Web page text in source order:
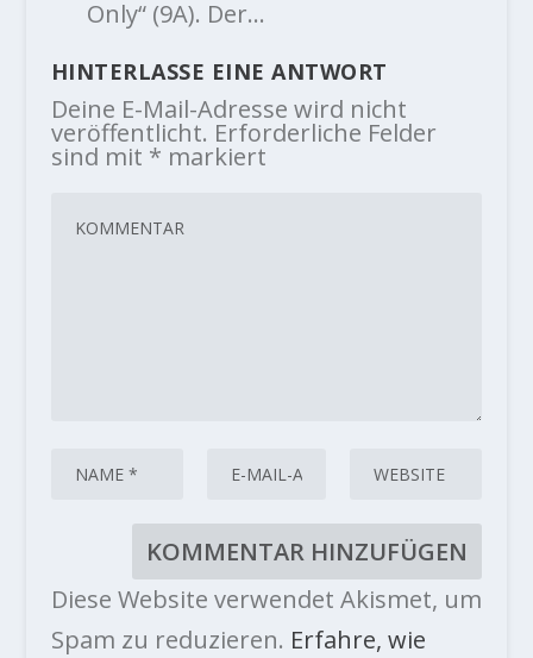
Only“ (9A). Der…
HINTERLASSE EINE ANTWORT
Deine E-Mail-Adresse wird nicht
veröffentlicht. Erforderliche Felder
sind mit * markiert
Diese Website verwendet Akismet, um
Spam zu reduzieren. Erfahre, wie